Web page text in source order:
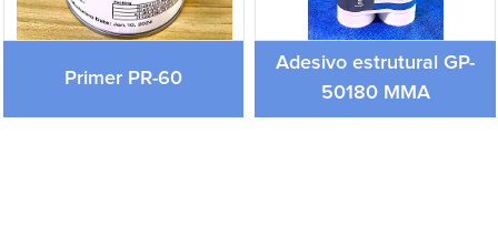
Primer PR-60
Adesivo estrutural GP-
50180 MMA